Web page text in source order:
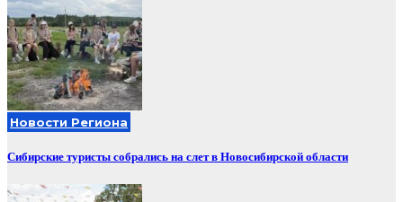
Новости Региона
Сибирские туристы собрались на слет в Новосибирской области